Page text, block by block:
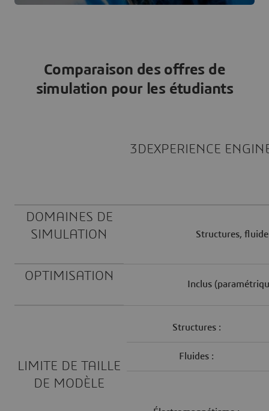
Comparaison des offres de
simulation pour les étudiants
3DEXPERIENCE
DOMAINES DE
SIMULATION
Structures,
OPTIMISATION
Inclus
LIMITE DE TAILLE
DE MODÈLE
Structures :
Fluides :